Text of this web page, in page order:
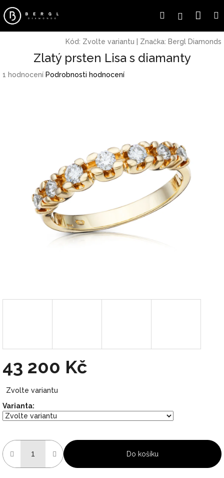
na
obsah
HledatPřihlášení
Kód: Zvolte variantu Značka: Bergl Diamonds
Zlatý prsten Lisa s diamanty
Průměrné
1 hodnocení Podrobnosti hodnocení
43 200 Kč
cena:
Zvolte variantu
Varianta:
Do košíku